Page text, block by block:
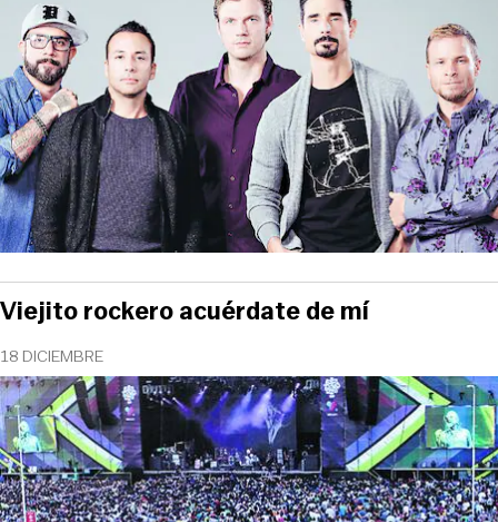
18 DICIEMBRE
Viejito rockero acuérdate de mí